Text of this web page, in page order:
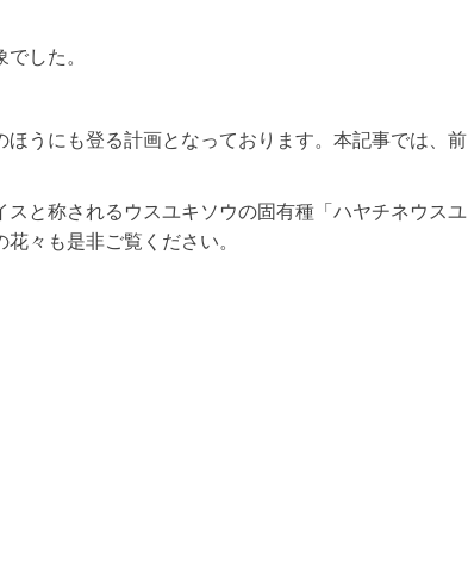
した。
うにも登る計画となっております。本記事では、前
と称されるウスユキソウの固有種「ハヤチネウスユ
々も是非ご覧ください。